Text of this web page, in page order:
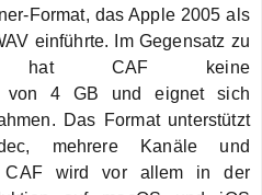
Format, das Apple 2005 als
einführte. Im Gegensatz zu
hat CAF keine
von 4 GB und eignet sich
Das Format unterstützt
mehrere Kanäle und
CAF wird vor allem in der